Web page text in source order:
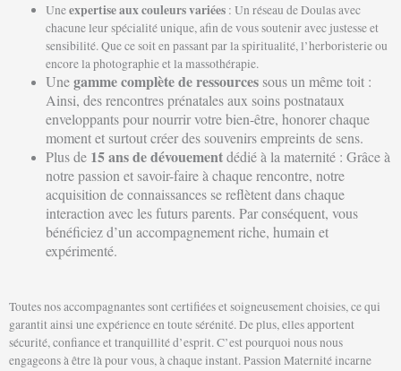
Uneexpertiseaux couleursvariées : Un réseau de Doulas avec
chacune leur spécialité unique, afin de vous soutenir avec justesse et
sensibilité. Que ce soit en passant par la spiritualité, l’herboristerie ou
encore la photographie et la massothérapie.
Unegamme complète de ressources sous un même toit :
Ainsi, des rencontres prénatales aux soins postnataux
enveloppants pour nourrir votre bien-être, honorer chaque
moment et surtout créer des souvenirs empreints de sens.
Plus de 15 ans de dévouementdédié à la maternité : Grâce à
notre passion et savoir-faire à chaque rencontre, notre
acquisition de connaissances se reflètent dans chaque
interaction avec les futurs parents. Par conséquent, vous
bénéficiez d’un accompagnement riche, humain et
expérimenté.
Toutes nos accompagnantes sont certifiées et soigneusement choisies, ce qui
garantit ainsi une expérience en toute sérénité. De plus, elles apportent
sécurité, confiance et tranquillité d’esprit. C’est pourquoi nous nous
engageons à être là pour vous, à chaque instant. Passion Maternité incarne